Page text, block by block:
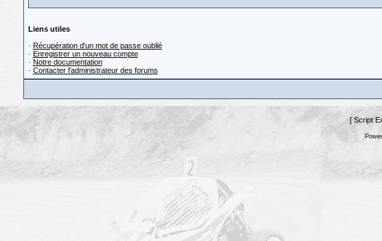
Liens utiles
· Récupération d'un mot de passe oublié
· Enregistrer un nouveau compte
· Notre documentation
· Contacter l'administrateur des forums
[ Script